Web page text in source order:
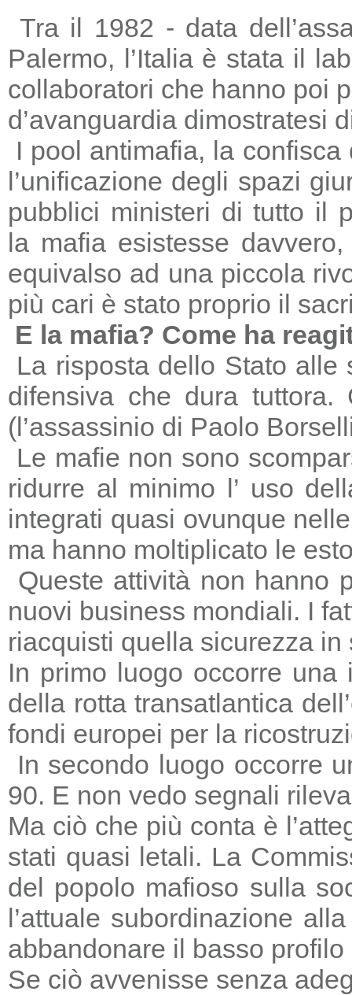
Tra il 1982 - data
Palermo, l’Italia è stata il
collaboratori che hanno poi
d’avanguardia dimostratesi
I pool antimafia, la
l’unificazione degli spazi
pubblici ministeri di tutto il
la mafia esistesse
equivalso ad una piccola
più cari è stato proprio il
E la mafia? Come ha
La risposta dello Stato alle
difensiva che dura
(l’assassinio di Paolo
Le mafie non sono
ridurre al minimo l’ uso
integrati quasi ovunque
ma hanno moltiplicato le
Queste attività non hanno
nuovi business mondiali. I
riacquisti quella sicurezza
In primo luogo occorre
della rotta transatlantica
fondi europei per la
In secondo luogo occorre
90. E non vedo segnali
Ma ciò che più conta è
stati quasi letali. La
del popolo mafioso sulla
l’attuale subordinazione
abbandonare il basso
Se ciò avvenisse senza